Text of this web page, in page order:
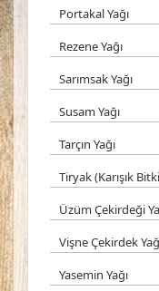
Portakal Yağı
Rezene Yağı
Sarımsak Yağı
Susam Yağı
Tarçın Yağı
Tiryak (Karışık
Üzüm Çekirdeği
Vişne Çekirdek
Yasemin Yağı